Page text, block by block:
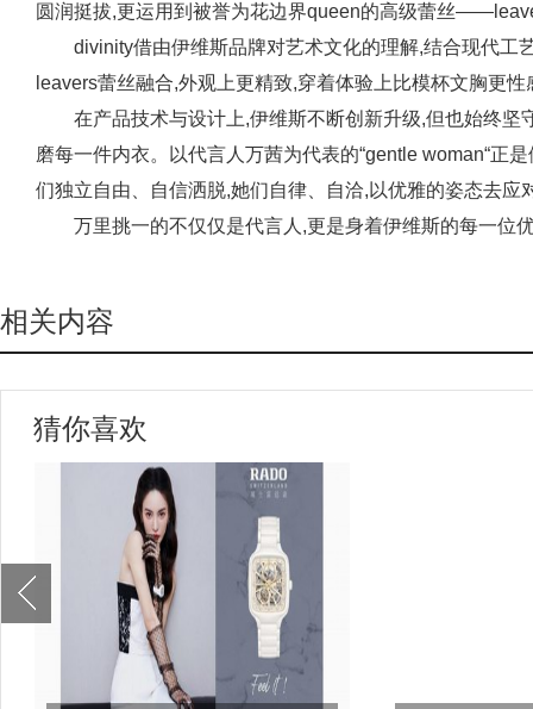
圆润挺拔,更运用到被誉为花边界queen的高级蕾丝
divinity借由伊维斯品牌对艺术文化的理解,结合现代工
leavers蕾丝融合,外观上更精致,穿着体验上比模杯文胸更
在产品技术与设计上,伊维斯不断创新升级,但也始终
磨每一件内衣。以代言人万茜为代表的“gentle woman“正
们独立自由、自信洒脱,她们自律、自洽,以优雅的姿态去应
万里挑一的不仅仅是代言人,更是身着伊维斯的每一位
相关内容
猜你喜欢